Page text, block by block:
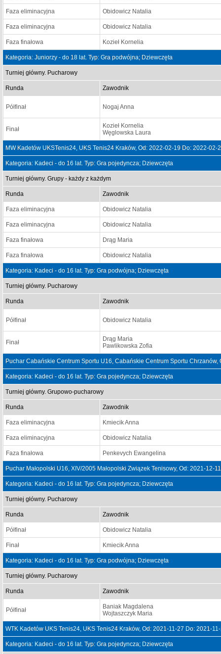
Faza eliminacyjna Obidowicz Natalia
Faza eliminacyjna Obidowicz Natalia
Faza finałowa Kozieł Kornelia
Kategoria: Juniorzy - do 18 lat. Typ: Gra podwójna; Dziewczęta
Turniej główny. Pucharowy
Runda Zawodnik
Półfinał Nogaj Anna
Finał
Kozieł Kornelia
Węglowska Laura
MW Kadetów UKSTenis24, UKS Tenis24 Kraków, Od: 2022-02-19 Do: 2022-02-
Kategoria: Kadeci - do 16 lat. Typ: Gra pojedyncza; Dziewczęta
Turniej główny. Grupy - każdy z każdym
Runda Zawodnik
Faza eliminacyjna Obidowicz Natalia
Faza eliminacyjna Obidowicz Natalia
Faza finałowa Drąg Maria
Faza finałowa Obidowicz Natalia
Kategoria: Kadeci - do 16 lat. Typ: Gra podwójna; Dziewczęta
Turniej główny. Pucharowy
Runda Zawodnik
Półfinał Obidowicz Natalia
Finał
Drąg Maria
Pawlikowska Zofia
Puchar Cabańskie Centrum Sportu U16, Cabańskie Centrum Sportu
Kategoria: Kadeci - do 16 lat. Typ: Gra pojedyncza; Dziewczęta
Turniej główny. Grupowo-pucharowy
Runda Zawodnik
Faza eliminacyjna Kmiecik Anna
Faza eliminacyjna Obidowicz Natalia
Faza finałowa Penkevych Ewangelina
Puchar Małopolski U16, XIV/2005 Małopolski Związek Tenisowy, Od: 2021-12-
Kategoria: Kadeci - do 16 lat. Typ: Gra pojedyncza; Dziewczęta
Turniej główny. Pucharowy
Runda Zawodnik
Półfinał Obidowicz Natalia
Finał Kmiecik Anna
Kategoria: Kadeci - do 16 lat. Typ: Gra podwójna; Dziewczęta
Turniej główny. Pucharowy
Runda Zawodnik
Półfinał
Baniak Magdalena
Wojtaszczyk Maria
WTK Kadetów UKS Tenis24, UKS Tenis24 Kraków, Od: 2021-11-27 Do: 2021-
Kategoria: Kadeci - do 16 lat. Typ: Gra pojedyncza; Dziewczęta